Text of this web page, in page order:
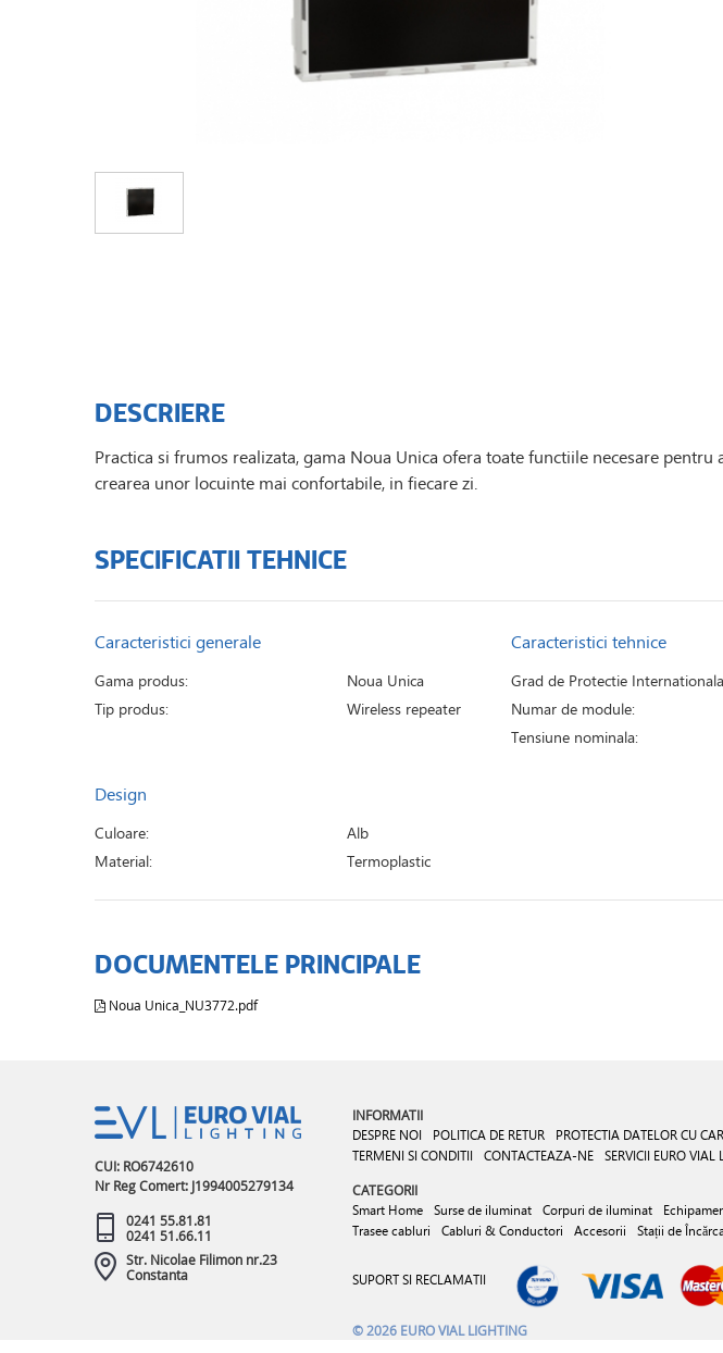
DESCRIERE
Practica si frumos realizata, gama Noua Unica ofera toate functiile necesare
crearea unor locuinte mai confortabile, in fiecare zi.
SPECIFICATII TEHNICE
Caracteristici generale
Gama produs:
Noua Unica
Tip produs:
Wireless repeater
Caracteristici tehnice
Grad de Protectie
Numar de module:
Tensiune nominala:
Design
Culoare:
Alb
Material:
Termoplastic
DOCUMENTELE PRINCIPALE
Noua Unica_NU3772.pdf
CUI: RO6742610
Nr Reg Comert: J1994005279134
0241 55.81.81
0241 51.66.11
Str. Nicolae Filimon nr.23
Constanta
INFORMATII
DESPRE NOI POLITICA DE RETUR PROTECTIA DATELOR CU
TERMENI SI CONDITII
CONTACTEAZA-NE SERVICII EURO VIAL
CATEGORII
Smart Home Surse de iluminat Corpuri de iluminat
Trasee cabluri
Cabluri & Conductori Accesorii Stații de
SUPORT SI RECLAMATII
© 2026 EURO VIAL LIGHTING